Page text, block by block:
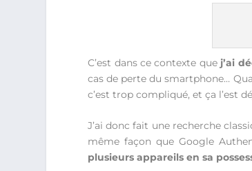
C’est dans ce contexte quej’ai
cas de perte du smartphone…
c’est trop compliqué, et ça l’est
J’ai donc fait une recherche
même façon que Google
plusieurs appareils en sa